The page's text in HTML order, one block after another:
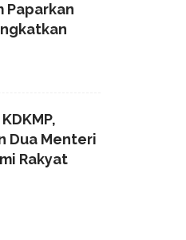
Paparkan
Dua Menteri
Rakyat